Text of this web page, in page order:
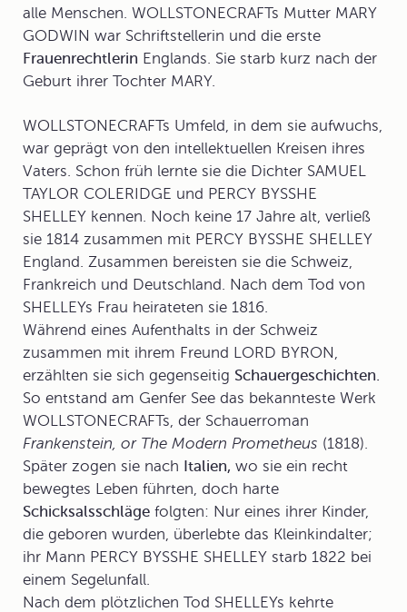
alle Menschen. WOLLSTONECRAFTs Mutter MARY
GODWIN war Schriftstellerin und die erste
Frauenrechtlerin Englands. Sie starb kurz nach der
Geburt ihrer Tochter MARY.
WOLLSTONECRAFTs Umfeld, in dem sie aufwuchs,
war geprägt von den intellektuellen Kreisen ihres
Vaters. Schon früh lernte sie die Dichter SAMUEL
TAYLOR COLERIDGE und PERCY BYSSHE
SHELLEY kennen. Noch keine 17 Jahre alt, verließ
sie 1814 zusammen mit PERCY BYSSHE SHELLEY
England. Zusammen bereisten sie die Schweiz,
Frankreich und Deutschland. Nach dem Tod von
SHELLEYs Frau heirateten sie 1816.
Während eines Aufenthalts in der Schweiz
zusammen mit ihrem Freund LORD BYRON,
erzählten sie sich gegenseitig Schauergeschichten.
So entstand am Genfer See das bekannteste Werk
WOLLSTONECRAFTs, der Schauerroman
Frankenstein, or The Modern Prometheus (1818).
Später zogen sie nach Italien, wo sie ein recht
bewegtes Leben führten, doch harte
Schicksalsschläge folgten: Nur eines ihrer Kinder,
die geboren wurden, überlebte das Kleinkindalter;
ihr Mann PERCY BYSSHE SHELLEY starb 1822 bei
einem Segelunfall.
Nach dem plötzlichen Tod SHELLEYs kehrte